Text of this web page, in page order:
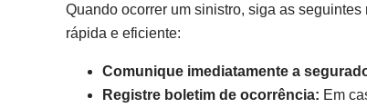
Quando ocorrer um sinistro, siga as
rápida e eficiente:
Comunique imediatamente a
Registre boletim de ocorrência: Em